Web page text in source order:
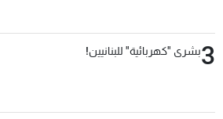
3بشرى "كهربائية" للبنانيين!